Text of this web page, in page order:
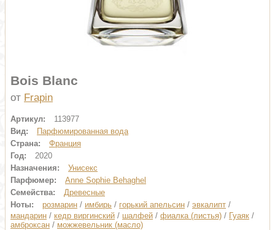
Bois Blanc
от Frapin
Артикул:
113977
Вид:
Парфюмированная вода
Страна:
Франция
Год:
2020
Назначения:
Унисекс
Парфюмер:
Anne Sophie Behaghel
Семейства:
Древесные
Ноты:
розмарин / имбирь / горький апельсин / эвкалипт /
мандарин / кедр виргинский / шалфей / фиалка (листья) / Гуаяк /
амброксан / можжевельник (масло)